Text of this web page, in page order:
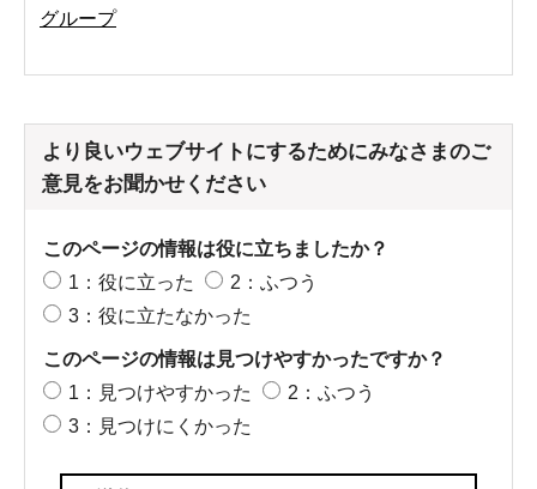
グループ
より良いウェブサイトにするためにみなさまのご
意見をお聞かせください
このページの情報は役に立ちましたか？
1：役に立った
2：ふつう
3：役に立たなかった
このページの情報は見つけやすかったですか？
1：見つけやすかった
2：ふつう
3：見つけにくかった